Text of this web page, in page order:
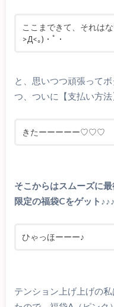
ここまできて、それは
>Д<｡)・ﾟ・
と、思いつつ頑張って
つ、ついに【支払い方
きたーーーーー♡♡♡
そこからはスムーズに
限定の福袋Cをゲット♪♪♪
ひゃっほーーー♪
テンション上げ上げの